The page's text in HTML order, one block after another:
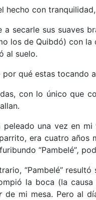
hecho con
a secarle sus suaves
los de Quibdó) con
al suelo.
qué estas tocando
con lo único que
una vez en
era cuatro
“Pambelé”,
“Pambelé”
la boca (la
de mi mesa. Pero al